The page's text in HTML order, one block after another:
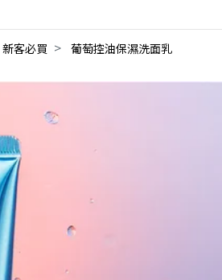
新客必買 葡萄控油保濕洗面乳